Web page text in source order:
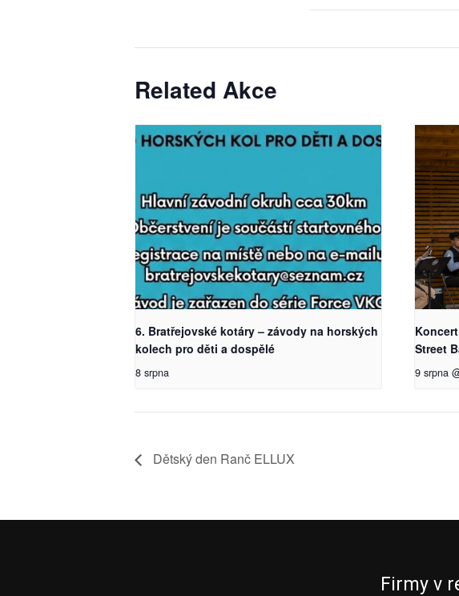
Related Akce
6. Bratřejovské kotáry – závody na horských
kolech pro děti a dospělé
8 srpna
Street
9 srpna
Dětský den Ranč ELLUX
Firmy v